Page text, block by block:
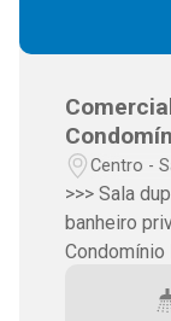
Centro -
>>> Sala
banheiro
Condomínio